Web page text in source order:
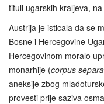
tituli ugarskih kraljeva,
Austrija je isticala da se
Bosne i Hercegovine
Hercegovinom moralo
monarhije (corpus
aneksije zbog
provesti prije saziva